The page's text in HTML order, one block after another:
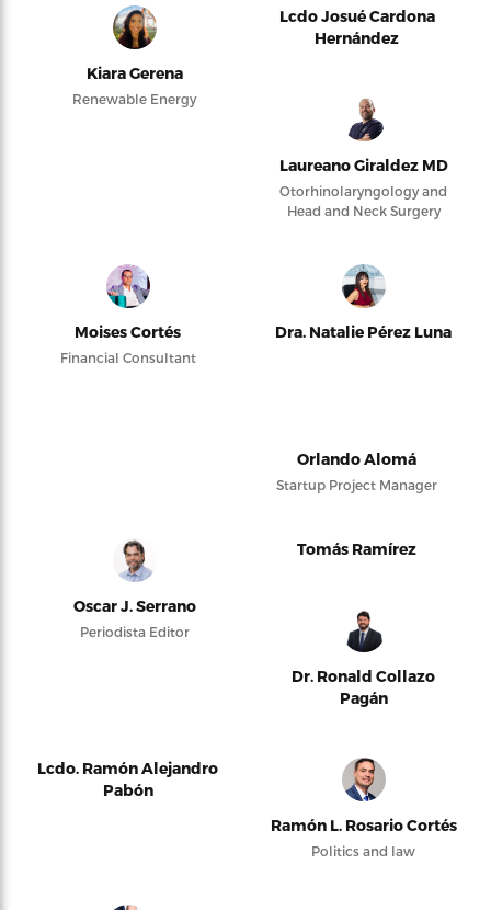
Kiara Gerena
Renewable Energy
Lcdo Josué Cardona
Hernández
Laureano Giraldez MD
Otorhinolaryngology and
Head and Neck Surgery
Moises Cortés
Financial Consultant
Dra. Natalie Pérez Luna
Orlando Alomá
Startup Project Manager
Oscar J. Serrano
Periodista Editor
Tomás Ramírez
Dr. Ronald Collazo
Pagán
Lcdo. Ramón Alejandro
Pabón
Ramón L. Rosario Cortés
Politics and law